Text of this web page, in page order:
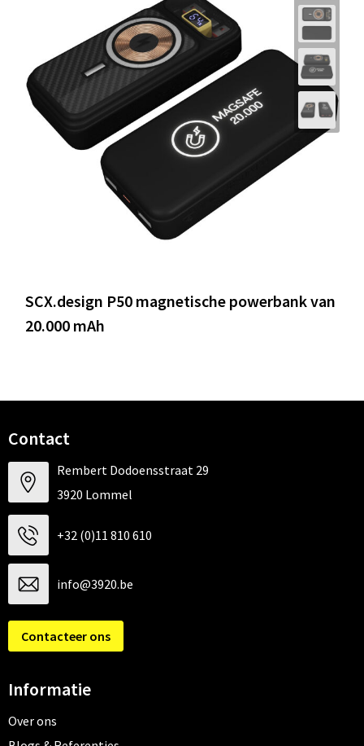
SCX.design P50 magnetische powerbank van
20.000 mAh
Contact
Rembert Dodoensstraat 29
3920 Lommel
+32 (0)11 810 610
info@3920.be
Contacteer ons
Informatie
Over ons